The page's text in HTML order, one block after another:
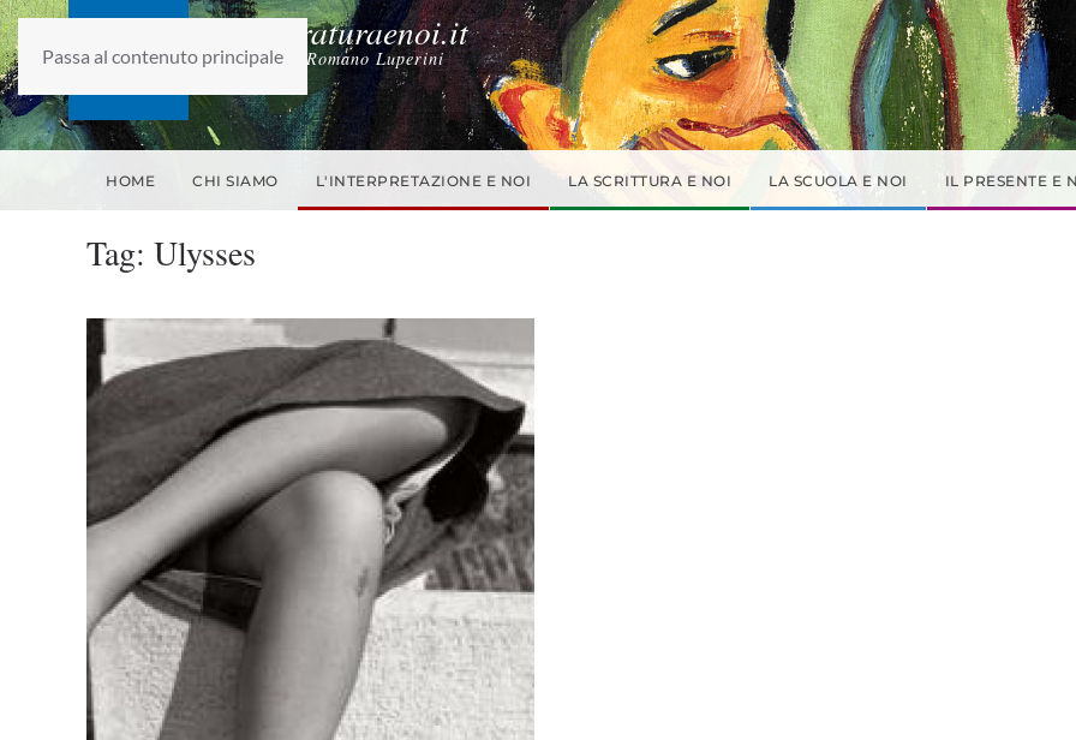
Passa al contenuto principale
laletteraturaenoi.it
fondato da Romano Luperini
HOME CHI SIAMO L'INTERPRETAZIONE E NOI LA SCRITTURA E NOI LA SCUOLA E NOI IL PRESENTE E
Tag: Ulysses